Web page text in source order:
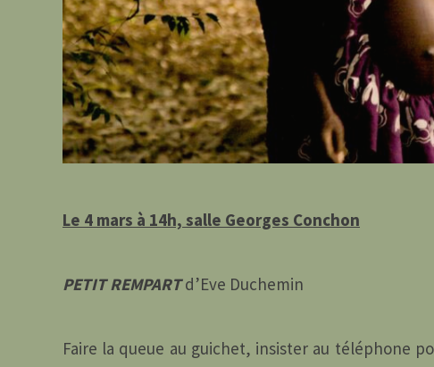
Le 4 mars à 14h, salle Georges Conchon
PETIT REMPARTd’Eve Duchemin
Faire la queue au guichet, insister au téléphone